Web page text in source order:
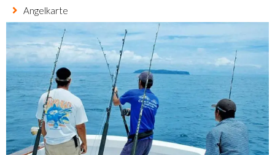
Angelkarte